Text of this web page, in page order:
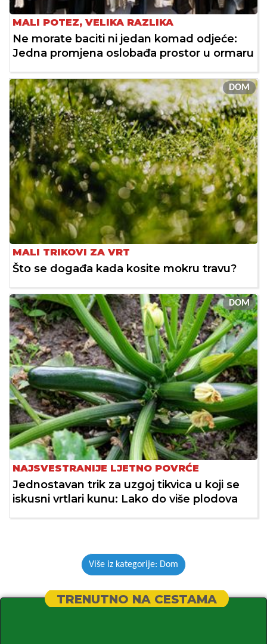
MALI POTEZ, VELIKA RAZLIKA
Ne morate baciti ni jedan komad odjeće:
Jedna promjena oslobađa prostor u ormaru
DOM
MALI TRIKOVI ZA VRT
Što se događa kada kosite mokru travu?
DOM
NAJSVESTRANIJE LJETNO POVRĆE
Jednostavan trik za uzgoj tikvica u koji se
iskusni vrtlari kunu: Lako do više plodova
Više iz kategorije: Dom
TRENUTNO NA CESTAMA